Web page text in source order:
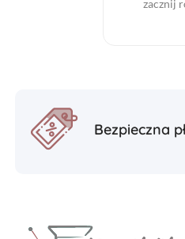
zacznij
Bezpieczna